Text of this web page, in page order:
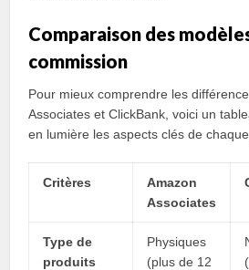
Comparaison des
commission
Pour mieux comprendre les
Associates et ClickBank, voici un
en lumière les aspects clés de
Critères
Amazon
Associates
Type de
produits
Physiques
(plus de 12